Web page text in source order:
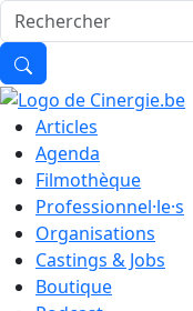
Articles
Agenda
Filmothèque
Professionnel·le·s
Organisations
Castings & Jobs
Boutique